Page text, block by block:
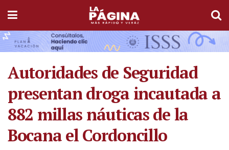
Autoridades de Seguridad
presentan droga incautada a
882 millas náuticas de la
Bocana el Cordoncillo